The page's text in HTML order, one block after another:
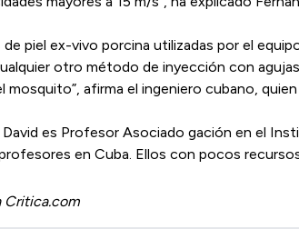
de piel ex-vivo porcina utilizadas por el
otro método de inyección con
mosquito”, afirma el ingeniero cubano,
David es Profesor Asociado gación en el
en Cuba. Ellos con pocos
Critica.com